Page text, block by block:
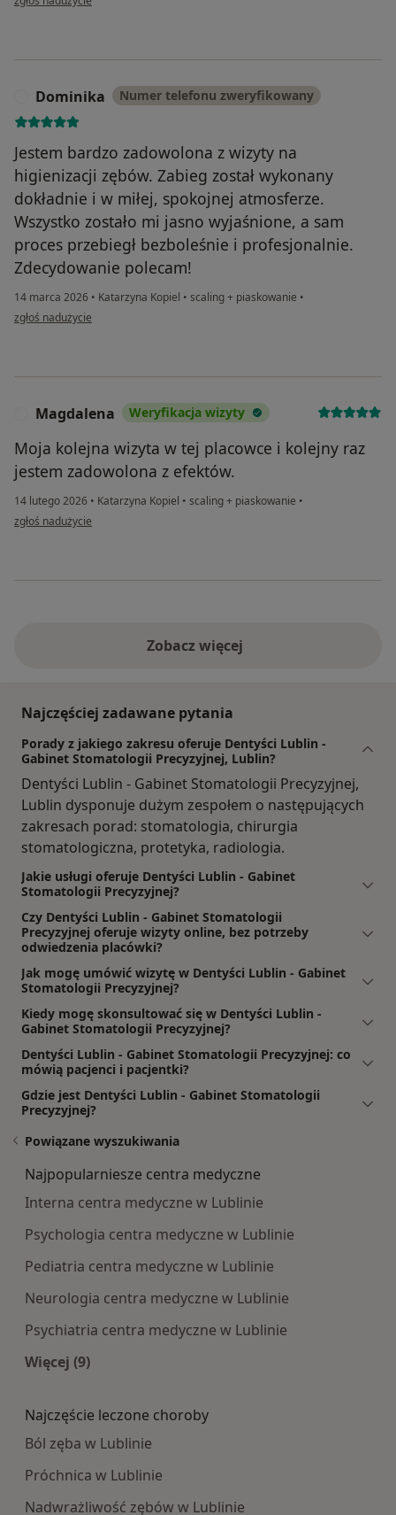
Dominika Numer telefonu zweryfikowany
Jestem bardzo zadowolona z wizyty na
higienizacji zębów. Zabieg został wykonany
dokładnie i w miłej, spokojnej atmosferze.
Wszystko zostało mi jasno wyjaśnione, a sam
proces przebiegł bezboleśnie i profesjonalnie.
Zdecydowanie polecam!
14 marca 2026 • Katarzyna Kopiel • scaling + piaskowanie •
w opinii użytkownika Dominika
zgłoś nadużycie
Magdalena Weryfikacja wizyty
Moja kolejna wizyta w tej placowce i kolejny raz
jestem zadowolona z efektów.
14 lutego 2026 • Katarzyna Kopiel • scaling + piaskowanie •
w opinii użytkownika Magdalena
zgłoś nadużycie
Zobacz więcej
Najczęściej zadawane pytania
Porady z jakiego zakresu oferuje Dentyści Lublin -
Gabinet Stomatologii Precyzyjnej, Lublin?
Dentyści Lublin - Gabinet Stomatologii Precyzyjnej,
Lublin dysponuje dużym zespołem o następujących
zakresach porad: stomatologia, chirurgia
stomatologiczna, protetyka, radiologia.
Jakie usługi oferuje Dentyści Lublin - Gabinet
Stomatologii Precyzyjnej?
Czy Dentyści Lublin - Gabinet Stomatologii
Precyzyjnej oferuje wizyty online, bez potrzeby
odwiedzenia placówki?
Jak mogę umówić wizytę w Dentyści Lublin - Gabinet
Stomatologii Precyzyjnej?
Kiedy mogę skonsultować się w Dentyści Lublin -
Gabinet Stomatologii Precyzyjnej?
Dentyści Lublin - Gabinet Stomatologii Precyzyjnej: co
mówią pacjenci i pacjentki?
Gdzie jest Dentyści Lublin - Gabinet Stomatologii
Precyzyjnej?
Powiązane wyszukiwania
Najpopularniesze centra medyczne
Interna centra medyczne w Lublinie
Psychologia centra medyczne w Lublinie
Pediatria centra medyczne w Lublinie
Neurologia centra medyczne w Lublinie
Psychiatria centra medyczne w Lublinie
Więcej (9)
Najczęście leczone choroby
Ból zęba w Lublinie
Próchnica w Lublinie
Nadwrażliwość zębów w Lublinie